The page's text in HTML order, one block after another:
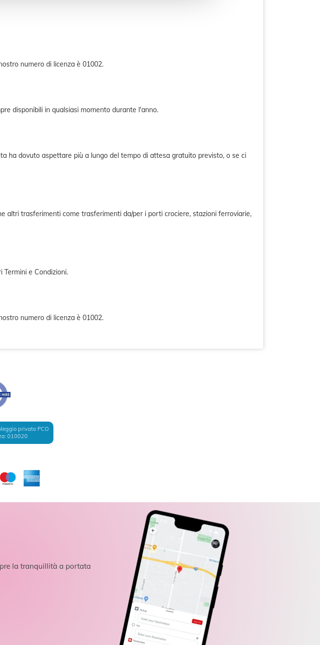
numero di licenza è 01002.
disponibili in qualsiasi momento durante l'anno.
ha dovuto aspettare più a lungo del tempo di attesa gratuito previsto, o se ci
altri trasferimenti come trasferimenti da/per i porti crociere, stazioni ferroviarie,
Termini e Condizioni.
numero di licenza è 01002.
privato PCO
010020
la tranquillità a portata